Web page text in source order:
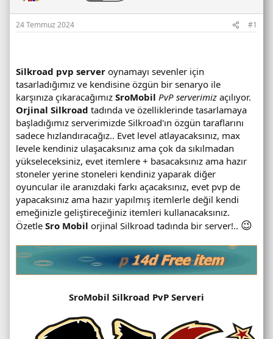
24 Temmuz 2024 #1
Silkroad pvp server oynamayı sevenler için
tasarladığımız ve kendisine özgün bir senaryo ile
karşınıza çıkaracağımız SroMobil PvP serverimiz açılıyor.
Orjinal Silkroad tadında ve özelliklerinde tasarlamaya
başladığımız serverimizde Silkroad'ın özgün taraflarını
sadece hızlandıracağız.. Evet level atlayacaksınız, max
levele kendiniz ulaşacaksınız ama çok da sıkılmadan
yükseleceksiniz, evet itemlere + basacaksınız ama hazır
stoneler yerine stoneleri kendiniz yaparak diğer
oyuncular ile aranızdaki farkı açacaksınız, evet pvp de
yapacaksınız ama hazır yapılmış itemlerle değil kendi
emeğinizle geliştireceğiniz itemleri kullanacaksınız.
Özetle Sro Mobil orjinal Silkroad tadında bir server!.. 😉
SroMobil Silkroad PvP Serveri